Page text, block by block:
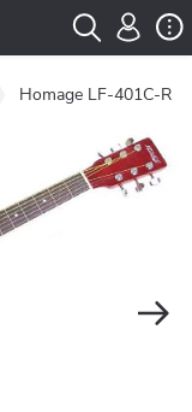
Homage LF-401C-R